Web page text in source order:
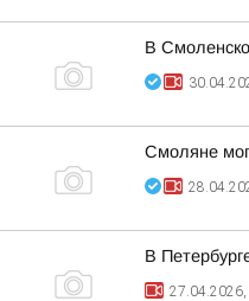
В
Смоляне
В